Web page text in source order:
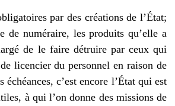
par des créations de l’État;
de numéraire, les produits qu’elle a
de le faire détruire par ceux qui
licencier du personnel en raison de
c’est encore l’État qui est
à qui l’on donne des missions de